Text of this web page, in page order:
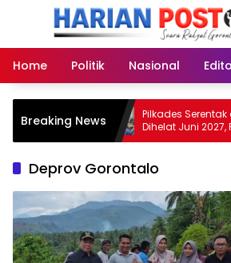
Home
Politik Nasional
Breaking NewsPilkades Serentak di Bone
Dihelat Juni 2027, Pemkab
Persiapan
Deprov Gorontalo